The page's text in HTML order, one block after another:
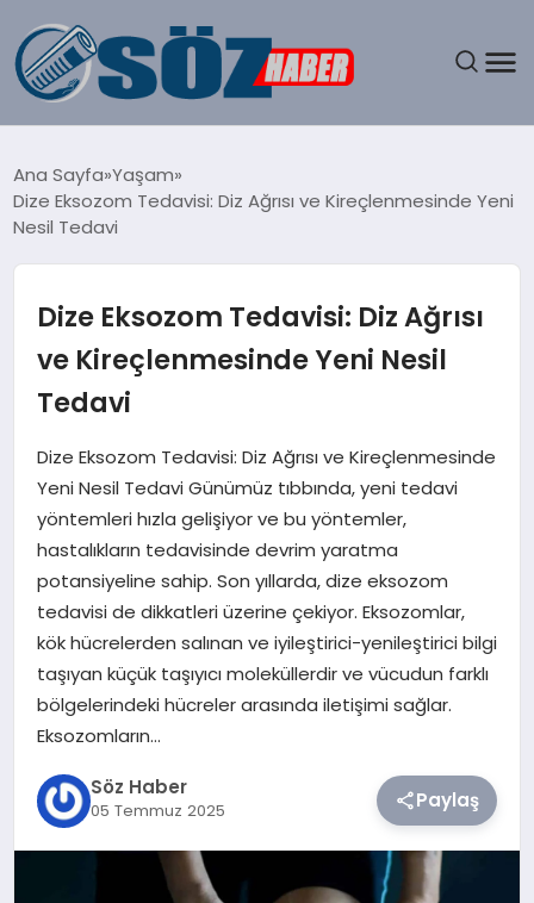
SPOR
EĞITIM
SAĞLIK
DÜNYA
TEKNOLOJI
SIYASET
YAŞAM
Ana Sayfa Yaşam
Dize Eksozom Tedavisi: Diz Ağrısı ve Kireçlenmesinde Yeni
Nesil Tedavi
Dize Eksozom Tedavisi: Diz Ağrısı
ve Kireçlenmesinde Yeni Nesil
Tedavi
Dize Eksozom Tedavisi: Diz Ağrısı ve Kireçlenmesinde
Yeni Nesil Tedavi Günümüz tıbbında, yeni tedavi
yöntemleri hızla gelişiyor ve bu yöntemler,
hastalıkların tedavisinde devrim yaratma
potansiyeline sahip. Son yıllarda, dize eksozom
tedavisi de dikkatleri üzerine çekiyor. Eksozomlar,
kök hücrelerden salınan ve iyileştirici-yenileştirici bilgi
taşıyan küçük taşıyıcı moleküllerdir ve vücudun farklı
bölgelerindeki hücreler arasında iletişimi sağlar.
Eksozomların…
Söz Haber
05 Temmuz 2025 Paylaş